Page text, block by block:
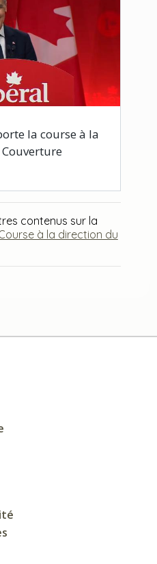
la course à la
contenus sur la
à la direction du